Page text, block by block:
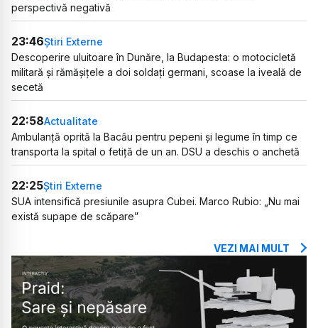
perspectivă negativă
23:46Știri Externe
Descoperire uluitoare în Dunăre, la Budapesta: o motocicletă
militară și rămășițele a doi soldați germani, scoase la iveală de
secetă
22:58Actualitate
Ambulanță oprită la Bacău pentru pepeni și legume în timp ce
transporta la spital o fetiță de un an. DSU a deschis o anchetă
22:25Știri Externe
SUA intensifică presiunile asupra Cubei. Marco Rubio: „Nu mai
există supape de scăpare”
VEZI MAI MULT